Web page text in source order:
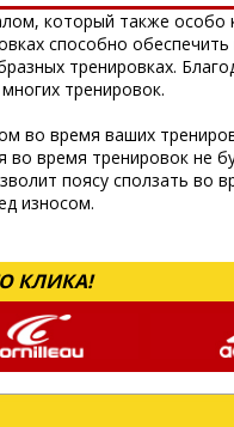
который также особо
способно
тренировках.
тренировок.
во время ваших
время тренировок не
поясу сползать во
износом.
КЛИКА!